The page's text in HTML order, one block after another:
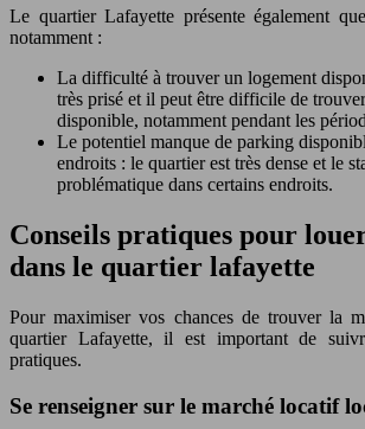
Le quartier Lafayette présente également
notamment :
La difficulté à trouver un logement
très prisé et il peut être difficile de
disponible, notamment pendant les
Le potentiel manque de parking
endroits : le quartier est très dense et le
problématique dans certains endroits.
Conseils pratiques pour
dans le quartier lafayette
Pour maximiser vos chances de trouver la
quartier Lafayette, il est important de
pratiques.
Se renseigner sur le marché locatif